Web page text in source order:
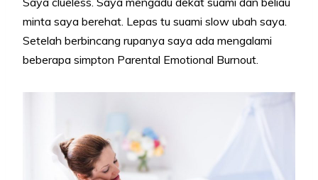
minta saya berehat. Lepas tu suami slow ubah saya.
Setelah berbincang rupanya saya ada mengalami
beberapa simpton Parental Emotional Burnout.